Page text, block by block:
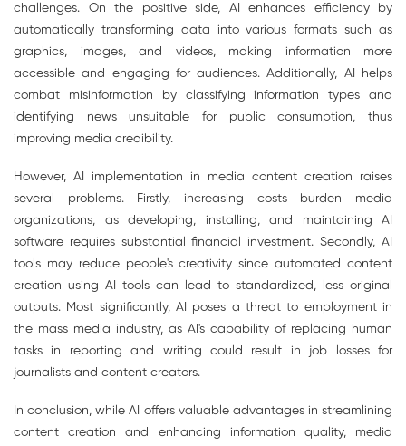
challenges. On the positive side, AI enhances efficiency by
automatically transforming data into various formats such as
graphics, images, and videos, making information more
accessible and engaging for audiences. Additionally, AI helps
combat misinformation by classifying information types and
identifying news unsuitable for public consumption, thus
improving media credibility.
However, AI implementation in media content creation raises
several problems. Firstly, increasing costs burden media
organizations, as developing, installing, and maintaining AI
software requires substantial financial investment. Secondly, AI
tools may reduce people's creativity since automated content
creation using AI tools can lead to standardized, less original
outputs. Most significantly, AI poses a threat to employment in
the mass media industry, as AI's capability of replacing human
tasks in reporting and writing could result in job losses for
journalists and content creators.
In conclusion, while AI offers valuable advantages in streamlining
content creation and enhancing information quality, media